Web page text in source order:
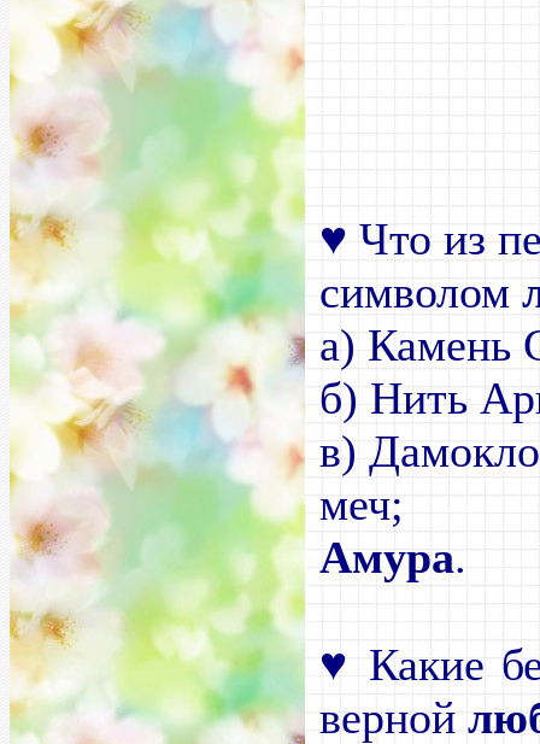
♥ Что из
символом
а)
б) Нить
в)
Амура.
♥ Какие
верной